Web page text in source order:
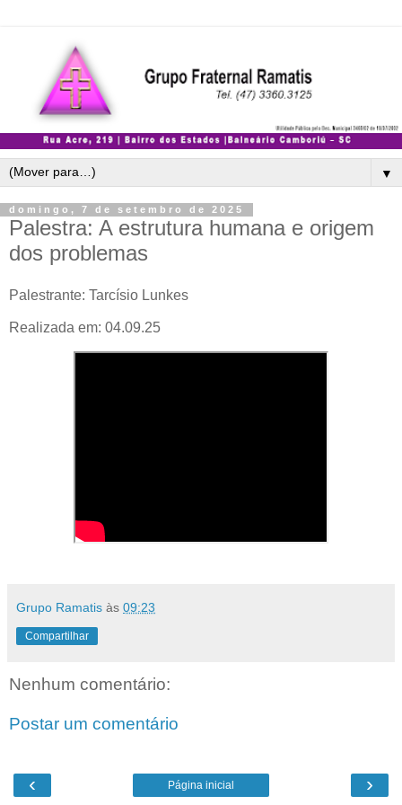
▼
domingo, 7 de setembro de 2025
Palestra: A estrutura humana e origem
dos problemas
Palestrante: Tarcísio Lunkes
Realizada em: 04.09.25
Grupo Ramatis às 09:23
Compartilhar
Nenhum comentário:
Postar um comentário
‹ ›
Página inicial